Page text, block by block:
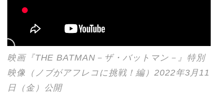
映画『THE BATMAN－ザ・バットマン－』特別
映像（ノブがアフレコに挑戦！編）2022年3月11
日（金）公開